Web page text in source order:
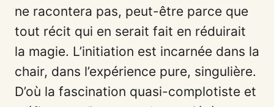
ne racontera pas, peut-être parce que
tout récit qui en serait fait en réduirait
la magie. L’initiation est incarnée dans la
chair, dans l’expérience pure, singulière.
D’où la fascination quasi-complotiste et